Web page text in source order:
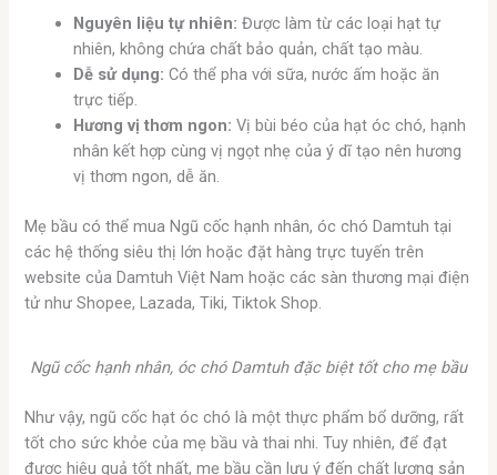
Nguyên liệu tự nhiên: Được làm từ các loại hạt tự
nhiên, không chứa chất bảo quản, chất tạo màu.
Dễ sử dụng: Có thể pha với sữa, nước ấm hoặc ăn
trực tiếp.
Hương vị thơm ngon: Vị bùi béo của hạt óc chó, hạnh
nhân kết hợp cùng vị ngọt nhẹ của ý dĩ tạo nên hương
vị thơm ngon, dễ ăn.
Mẹ bầu có thể mua Ngũ cốc hạnh nhân, óc chó Damtuh tại
các hệ thống siêu thị lớn hoặc đặt hàng trực tuyến trên
website của Damtuh Việt Nam hoặc các sàn thương mại điện
tử như Shopee, Lazada, Tiki, Tiktok Shop.
Ngũ cốc hạnh nhân, óc chó Damtuh đặc biệt tốt cho mẹ bầu
Như vậy, ngũ cốc hạt óc chó là một thực phẩm bổ dưỡng, rất
tốt cho sức khỏe của mẹ bầu và thai nhi. Tuy nhiên, để đạt
được hiệu quả tốt nhất, mẹ bầu cần lưu ý đến chất lượng sản